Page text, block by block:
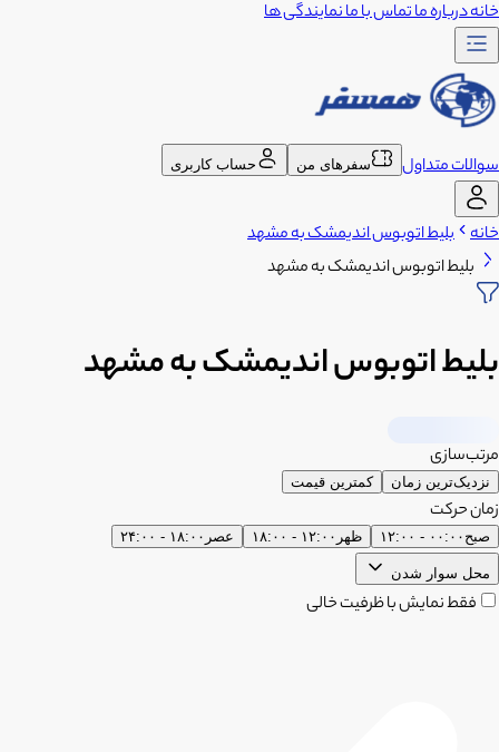
خانهدرباره ماتماس با مانمایندگی ها
سوالات متداول سفرهای من حساب کاربری
خانه بلیط اتوبوس اندیمشک به مشهد
بلیط اتوبوس اندیمشک به مشهد
بلیط اتوبوس اندیمشک به مشهد
مرتب‌سازی
نزدیک‌ترین زمان کمترین قیمت
زمان حرکت
صبح ۰۰:۰۰ - ۱۲:۰۰ ظهر ۱۲:۰۰ - ۱۸:۰۰ عصر ۱۸:۰۰ - ۲۴:۰۰
محل سوار شدن
فقط نمایش با ظرفیت خالی